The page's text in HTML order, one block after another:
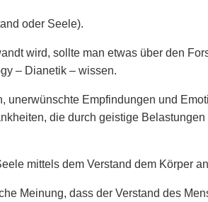
oder Seele).
wird, sollte man etwas über den
– Dianetik – wissen.
unerwünschte Empfindungen und
die durch geistige Belastungen
mittels dem Verstand dem Körper
Meinung, dass der Verstand des